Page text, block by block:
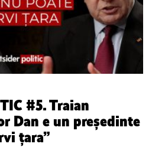
#5. Traian
Dan e un președinte
țara”